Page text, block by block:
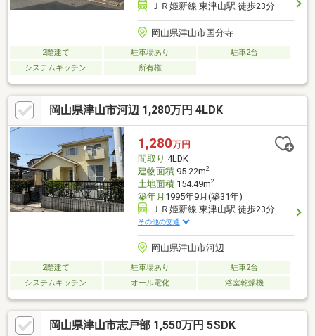
ＪＲ姫新線 東津山駅 徒歩23分
岡山県津山市国分寺
2階建て 駐車場あり
駐車2台
システムキッチン
所有権
岡山県津山市河辺 1,280万円 4LDK
1,280万円
間取り 4LDK
建物面積95.22m2
土地面積154.49m2
築年月 1995年9月(築31年)
ＪＲ姫新線 東津山駅 徒歩23分
その他の交通
岡山県津山市河辺
2階建て 駐車場あり
駐車2台
システムキッチン
オール電化 浴室乾燥機
岡山県津山市志戸部 1,550万円 5SDK